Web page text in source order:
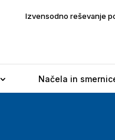
Izvensodno reševanje
Načela in